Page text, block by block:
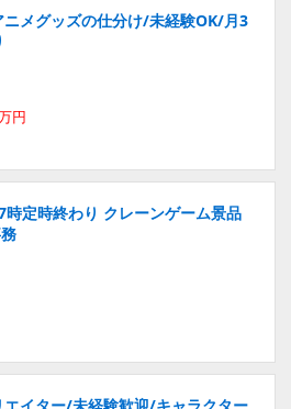
ニメグッズの仕分け/未経験OK/月3
円
定時終わり クレーンゲーム景品